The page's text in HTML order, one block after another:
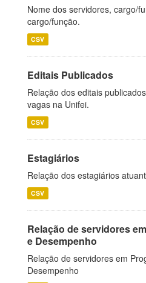
Nome dos servidores, cargo/
cargo/função.
CSV
Editais Publicados
Relação dos editais
vagas na Unifei.
CSV
Estagiários
Relação dos estagiários
CSV
Relação de servidores
e Desempenho
Relação de servidores em
Desempenho